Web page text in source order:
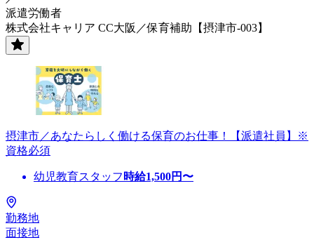
派遣労働者
株式会社キャリア CC大阪／保育補助【摂津市-003】
摂津市／あなたらしく働ける保育のお仕事！【派遣社員】※
資格必須
幼児教育スタッフ 時給1,500円〜
勤務地
面接地